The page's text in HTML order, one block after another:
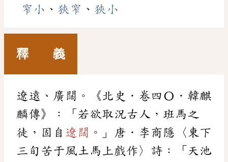
窄小 、 狹窄 、 狹小
釋 義
遼遠、廣闊。《北史．卷四〇．韓麒
麟傳》：「若欲取況古人，班馬之
徒，固自 遼闊 。」唐．李商隱〈東下
三旬苦于風土馬上戲作〉詩：「天池